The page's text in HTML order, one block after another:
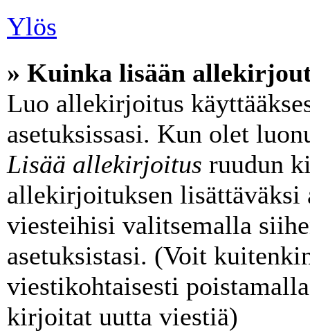
Ylös
» Kuinka lisään
Luo allekirjoitus
asetuksissasi. Kun olet
Lisää allekirjoitus ruudun
allekirjoituksen
viesteihisi valitsemalla
asetuksistasi. (Voit
viestikohtaisesti
kirjoitat uutta viestiä)